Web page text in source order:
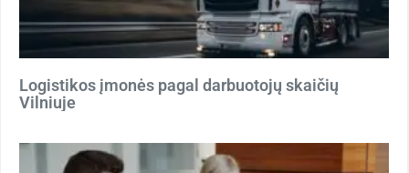
Logistikos įmonės pagal darbuotojų skaičių
Vilniuje